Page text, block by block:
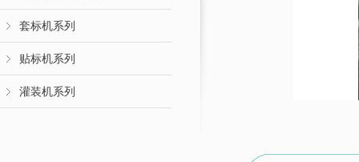
套标机系列
贴标机系列
灌装机系列